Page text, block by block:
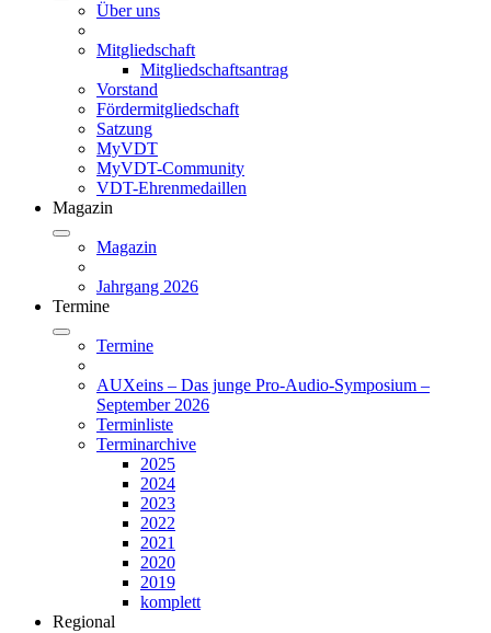
Über uns
Mitgliedschaft
Mitgliedschaftsantrag
Vorstand
Fördermitgliedschaft
Satzung
MyVDT
MyVDT-Community
VDT-Ehrenmedaillen
Magazin
Magazin
Jahrgang 2026
Termine
Termine
AUXeins – Das junge Pro-Audio-Symposium –
September 2026
Terminliste
Terminarchive
2025
2024
2023
2022
2021
2020
2019
komplett
Regional